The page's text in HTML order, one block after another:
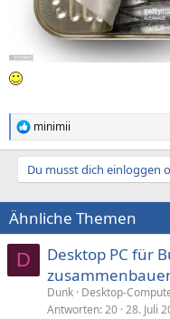
R
e
a
i
o
n
e
n
:
minimii
Du musst dich einloggen
Ähnliche Themen
D
Desktop PC für
Dunk Desktop-
Antworten 20 28. Juli